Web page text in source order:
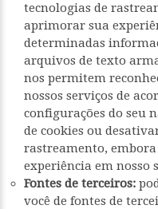
tecnologias de
aprimorar sua
determinadas
arquivos de texto
nos permitem
nossos serviços de
configurações do seu
de cookies ou
rastreamento, embora
experiência em nosso
Fontes de terceiros:
você de fontes de